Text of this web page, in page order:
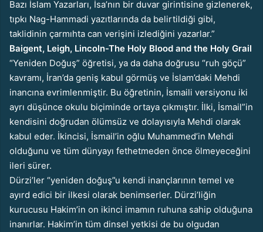
Bazı İslam Yazarları, İsa’nın bir duvar girintisine gizlenerek,
tıpkı Nag-Hammadi yazıtlarında da belirtildiği gibi,
taklidinin çarmıhta can verişini izlediğini yazarlar.”
Baigent, Leigh, Lincoln-The Holy Blood and the Holy Grail
“Yeniden Doğuş” öğretisi, ya da daha doğrusu “ruh göçü”
kavramı, İran’da geniş kabul görmüş ve İslam’daki Mehdi
inancına evrimlenmiştir. Bu öğretinin, İsmaili versiyonu iki
ayrı düşünce okulu biçiminde ortaya çıkmıştır. İlki, İsmail”in
kendisini doğrudan ölümsüz ve dolayısıyla Mehdi olarak
kabul eder. İkincisi, İsmail’in oğlu Muhammed’in Mehdi
olduğunu ve tüm dünyayı fethetmeden önce ölmeyeceğini
ileri sürer.
Dürzi’ler “yeniden doğuş”u kendi inançlarının temel ve
ayırd edici bir ilkesi olarak benimserler. Dürzi’liğin
kurucusu Hakim’in on ikinci imamın ruhuna sahip olduğuna
inanırlar. Hakim’in tüm dinsel yetkisi de bu olgudan